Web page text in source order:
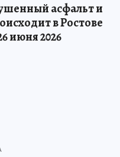
асфальт и
в Ростове
июня 2026